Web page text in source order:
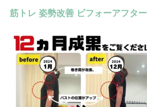
筋トレ 姿勢改善 ビフォーアフター